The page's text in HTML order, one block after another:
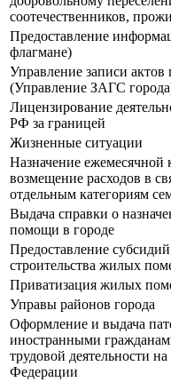
соотечественников,
Предоставление
флагмане)
Управление записи актов
(Управление ЗАГС
Лицензирование
РФ за границей
Жизненные ситуации
Назначение
возмещение расходов в
отдельным категориям
Выдача справки о
помощи в городе
Предоставление
строительства жилых
Приватизация жилых
Управы районов города
Оформление и выдача
иностранными
трудовой деятельности
Федерации